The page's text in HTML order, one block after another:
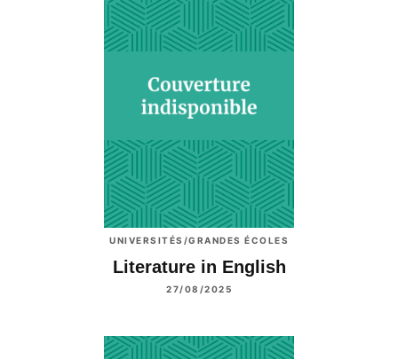
UNIVERSITÉS/GRANDES ÉCOLES
Literature in English
27/08/2025